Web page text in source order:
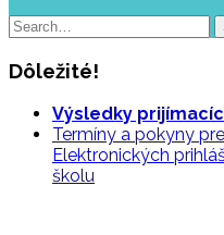
Dôležité!
Výsledky
Termíny a pokyny
Elektronických
školu